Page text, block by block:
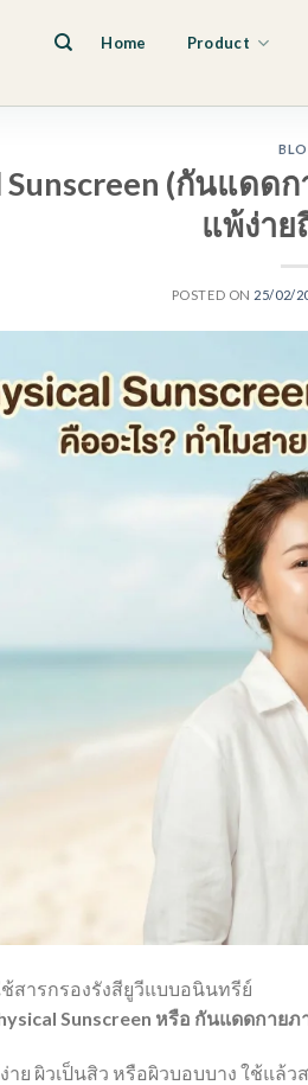
Home Product
Sunscreen (กันแดด
แพ้ง่าย
POSTED ON 25/02/
สารกรองรังสียูวีแบบอนินทรีย์
Sunscreen หรือ กันแดดกายภ
ย ผิวเป็นสิว หรือผิวบอบบาง ใช้แล้ว